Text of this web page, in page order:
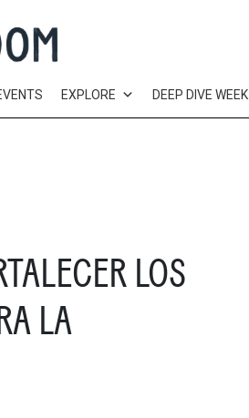
EXPLORE DEEP DIVE WEEK
LOS
LA